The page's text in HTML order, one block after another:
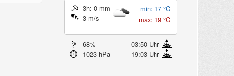
3h: 0 mm
3 m/s
min: 17 °C
max: 19 °C
68%
03:50 Uhr
1023 hPa
19:03 Uhr